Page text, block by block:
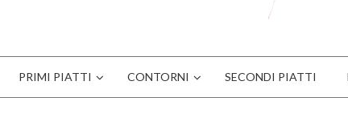
PRIMI PIATTI CONTORNI SECONDI PIATTI